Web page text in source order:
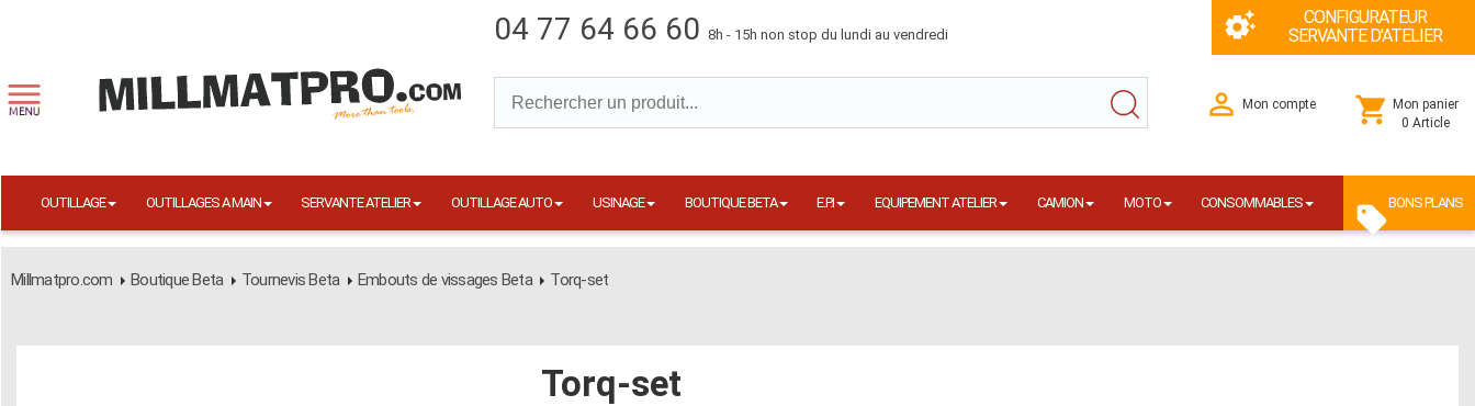
04 77 64 66 60 8h - 15h non stop du lundi au vendredi
CONFIGURATEUR
SERVANTE D'ATELIER
Mon compte
Mon panier
0 Article
OUTILLAGE OUTILLAGES A MAIN SERVANTE ATELIER OUTILLAGE AUTO USINAGE BOUTIQUE BETA E.P.I EQUIPEMENT ATELIER CAMION MOTO CONSOMMABLES BONS PLANS
Millmatpro.com Boutique Beta Tournevis Beta Embouts de vissages Beta Torq-set
Torq-set